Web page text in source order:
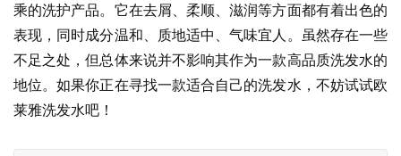
乘的洗护产品。它在去屑、柔顺、滋润等方面都有着出色的
表现，同时成分温和、质地适中、气味宜人。虽然存在一些
不足之处，但总体来说并不影响其作为一款高品质洗发水的
地位。如果你正在寻找一款适合自己的洗发水，不妨试试欧
莱雅洗发水吧！